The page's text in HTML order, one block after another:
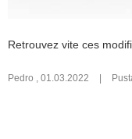
Retrouvez vite ces
Pedro , 01.03.2022